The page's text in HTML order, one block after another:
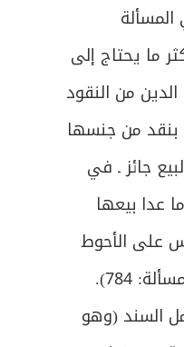
المسألة
ما يحتاج إلى
من النقود
بنقد من جنسها
جائز ـ في
عدا بيعها
على الأحوط
784).
السند (وهو
الخنثى
مشكلة متفرقة